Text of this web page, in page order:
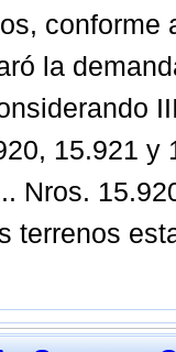
conforme
la
15.921
Nros.
terrenos